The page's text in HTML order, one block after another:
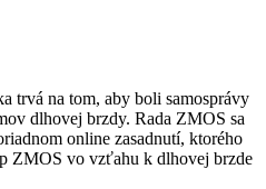
trvá na tom, aby boli samosprávy
dlhovej brzdy. Rada ZMOS sa
online zasadnutí, ktorého
ZMOS vo vzťahu k dlhovej brzde